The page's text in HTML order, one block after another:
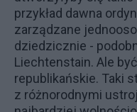
przykład dawna
zarządzane
dziedzicznie -
Liechtenstain. Ale
republikańskie. Taki
z różnorodnymi